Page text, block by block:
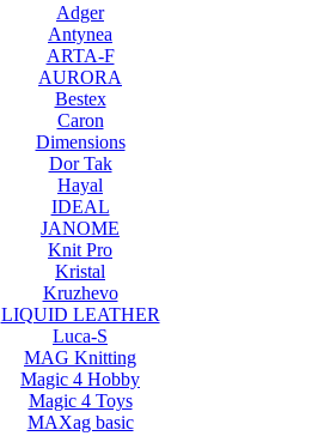
Adger
Antynea
ARTA-F
AURORA
Bestex
Caron
Dimensions
Dor Tak
Hayal
IDEAL
JANOME
Knit Pro
Kristal
Kruzhevo
LIQUID LEATHER
Luca-S
MAG Knitting
Magic 4 Hobby
Magic 4 Toys
MAXag basic